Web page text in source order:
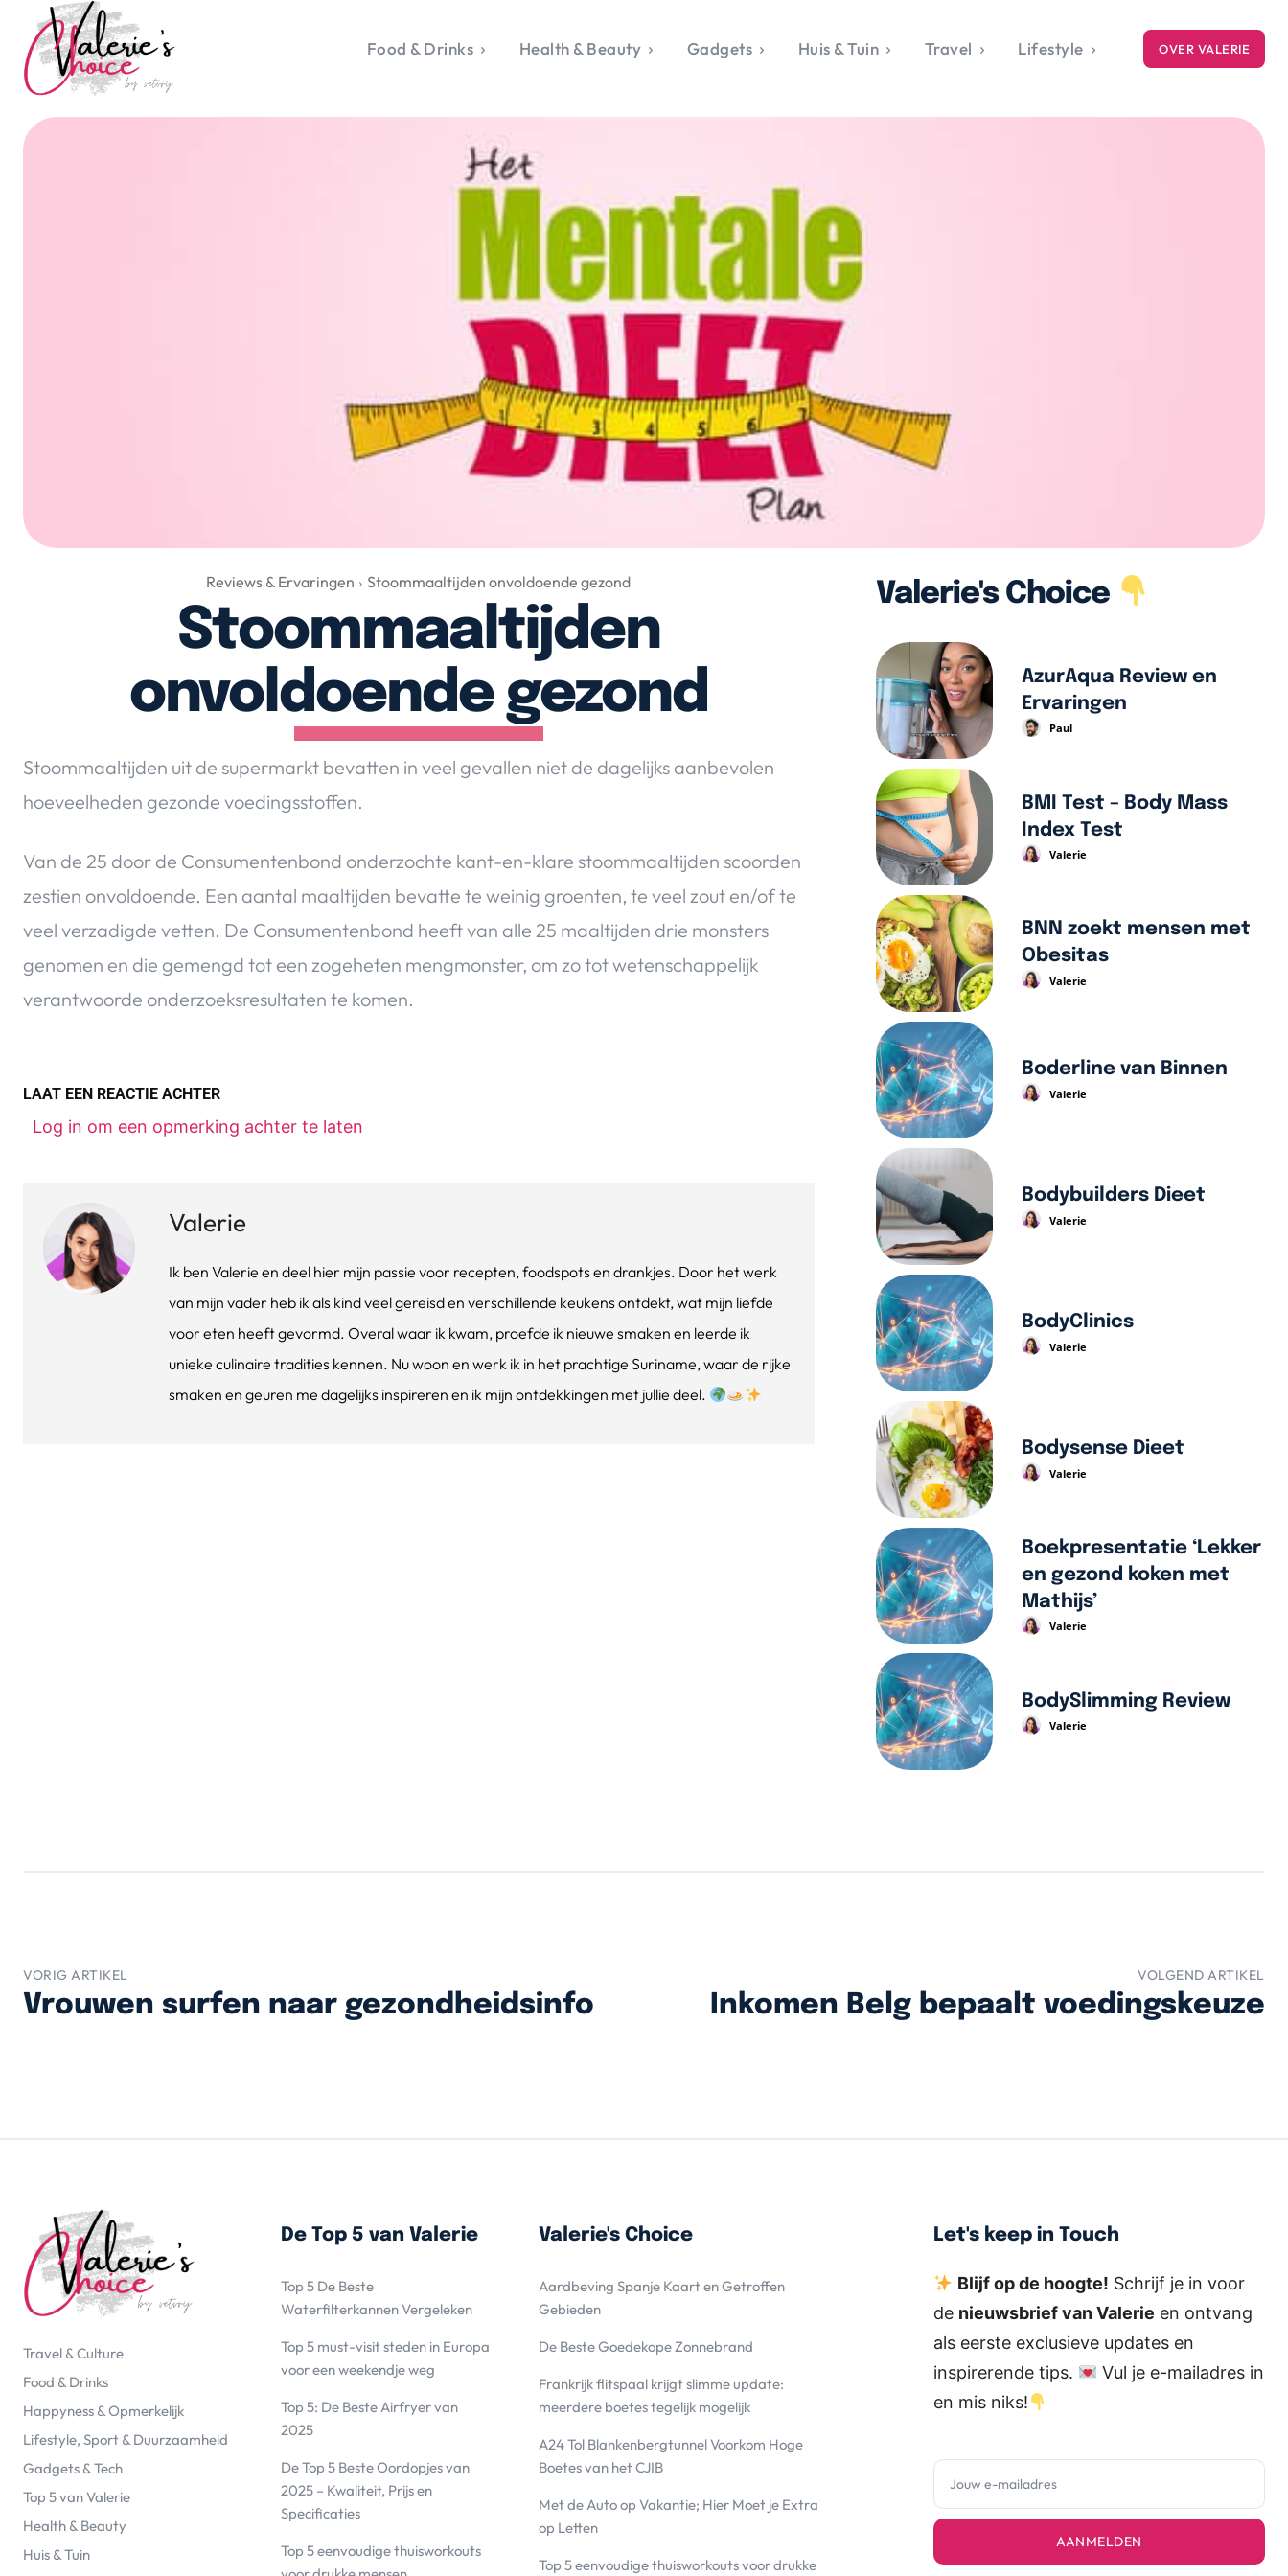
Food & Drinks
Happyness & Opmerkelijk
Lifestyle, Sport &
Gadgets & Tech
Top 5 van Valerie
Health & Beauty
Nieuws & Media
Huis & TuinTravel Lifestyle
Food & Drinks Health & Beauty Gadgets Huis & Tuin Travel Lifestyle OVER VALERIE
Reviews & Ervaringen Stoommaaltijden onvoldoende gezond
Stoommaaltijden
onvoldoende gezond
Stoommaaltijden uit de supermarkt bevatten in veel gevallen niet de dagelijks aanbevolen
hoeveelheden gezonde voedingsstoffen.
Van de 25 door de Consumentenbond onderzochte kant-en-klare stoommaaltijden scoorden
zestien onvoldoende. Een aantal maaltijden bevatte te weinig groenten, te veel zout en/of te
veel verzadigde vetten. De Consumentenbond heeft van alle 25 maaltijden drie monsters
genomen en die gemengd tot een zogeheten mengmonster, om zo tot wetenschappelijk
verantwoorde onderzoeksresultaten te komen.
LAAT EEN REACTIE ACHTER
Log in om een opmerking achter te laten
Valerie
Ik ben Valerie en deel hier mijn passie voor recepten, foodspots en drankjes. Door het werk
van mijn vader heb ik als kind veel gereisd en verschillende keukens ontdekt, wat mijn liefde
voor eten heeft gevormd. Overal waar ik kwam, proefde ik nieuwe smaken en leerde ik
unieke culinaire tradities kennen. Nu woon en werk ik in het prachtige Suriname, waar de rijke
smaken en geuren me dagelijks inspireren en ik mijn ontdekkingen met jullie deel.
Valerie's Choice
AzurAqua Review en
Ervaringen
Paul
BMI Test – Body Mass
Index Test
Valerie
BNN zoekt mensen met
Obesitas
Valerie
Boderline van Binnen
Valerie
Bodybuilders Dieet
Valerie
BodyClinics
Valerie
Bodysense Dieet
Valerie
Boekpresentatie ‘Lekker
en gezond koken met
Mathijs’
Valerie
BodySlimming Review
Valerie
VORIG ARTIKEL
Vrouwen surfen naar gezondheidsinfo
VOLGEND ARTIKEL
Inkomen Belg bepaalt voedingskeuze
Travel & Culture
Food & Drinks
Happyness & Opmerkelijk
Lifestyle, Sport & Duurzaamheid
Gadgets & Tech
Top 5 van Valerie
Health & Beauty
Huis & Tuin
De Top 5 van Valerie
Top 5 De Beste
Waterfilterkannen Vergeleken
Top 5 must-visit steden in Europa
voor een weekendje weg
Top 5: De Beste Airfryer van
2025
De Top 5 Beste Oordopjes van
2025 – Kwaliteit, Prijs en
Specificaties
Top 5 eenvoudige thuisworkouts
Valerie's Choice
Aardbeving Spanje Kaart en Getroffen
Gebieden
De Beste Goedekope Zonnebrand
Frankrijk flitspaal krijgt slimme update:
meerdere boetes tegelijk mogelijk
A24 Tol Blankenbergtunnel Voorkom Hoge
Boetes van het CJIB
Met de Auto op Vakantie; Hier Moet je Extra
op Letten
Top 5 eenvoudige thuisworkouts voor drukke
Let's keep in Touch
Blijf op de hoogte! Schrijf je in voor
de nieuwsbrief van Valerie en ontvang
als eerste exclusieve updates en
inspirerende tips.
Vul je e-mailadres in
en mis niks!
AANMELDEN